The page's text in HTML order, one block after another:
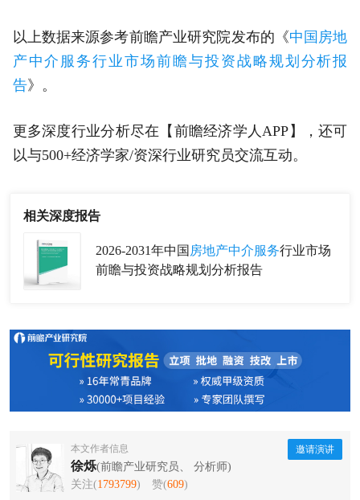
以上数据来源参考前瞻产业研究院发布的《中国房地
产中介服务行业市场前瞻与投资战略规划分析报
告》。
更多深度行业分析尽在【前瞻经济学人APP】，还可
以与500+经济学家/资深行业研究员交流互动。
相关深度报告
2026-2031年中国 房地产中介服务行业市场
前瞻与投资战略规划分析报告
本文作者信息
徐烁(前瞻产业研究员、 分析师)
关注(1793799) 赞(609)
邀请演讲